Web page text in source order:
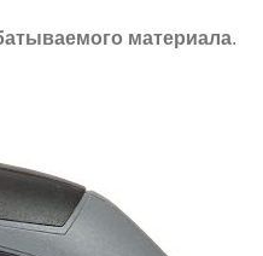
материала.